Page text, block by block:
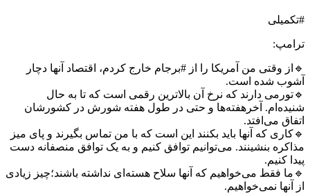
#تکمیلی
ترامپ:
🔹از وقتی من آمریکا را از #برجام خارج کردم، اقتصاد آنها دچار
آشوب شده است.
🔹تورمی دارند که نرخ آن بالاترین رقمی است که تا به حال
شنیده‌ام. آخرهفته‌ها و حتی در طول هفته شورش در کشورشان
اتفاق می‌افتد.
🔹کاری که آنها باید بکنند این است که با من تماس بگیرند و پای میز
مذاکره بنشینند. می‌توانیم توافق کنیم و به یک توافق منصفانه دست
پیدا کنیم.
🔹ما فقط می‌خواهیم که آنها سلاح هسته‌ای نداشته باشند؛چیز زیادی
از آنها نمی‌خواهیم.